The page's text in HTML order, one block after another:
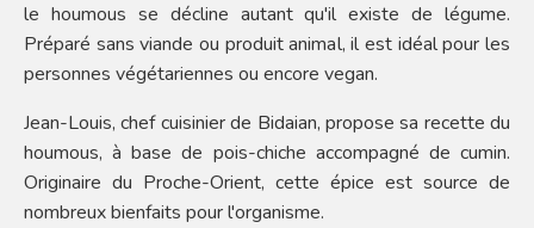
le houmous se décline autant qu'il existe de légume.
Préparé sans viande ou produit animal, il est idéal pour les
personnes végétariennes ou encore vegan.
Jean-Louis, chef cuisinier de Bidaian, propose sa recette du
houmous, à base de pois-chiche accompagné de cumin.
Originaire du Proche-Orient, cette épice est source de
nombreux bienfaits pour l'organisme.